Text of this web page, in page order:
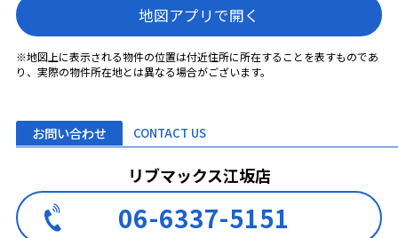
地図アプリで開く
※地図上に表示される物件の位置は付近住所に所在することを表すものであ
り、実際の物件所在地とは異なる場合がございます。
お問い合わせ CONTACT US
リブマックス江坂店
06-6337-5151